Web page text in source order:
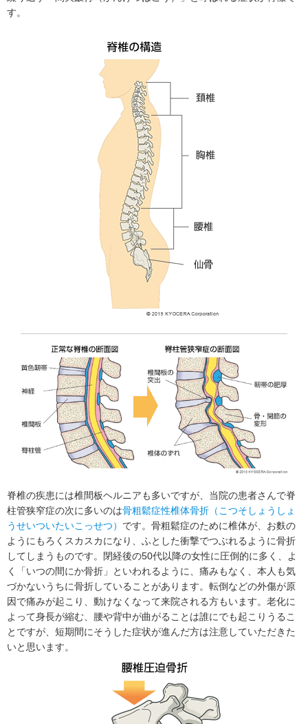
す。
脊椎の疾患には椎間板ヘルニアも多いですが、当院の患者さんで脊
柱管狭窄症の次に多いのは骨粗鬆症性椎体骨折（こつそしょうしょ
うせいついたいこっせつ） です。骨粗鬆症のために椎体が、お麩の
ようにもろくスカスカになり、ふとした衝撃でつぶれるように骨折
してしまうものです。閉経後の50代以降の女性に圧倒的に多く、よ
く「いつの間にか骨折」といわれるように、痛みもなく、本人も気
づかないうちに骨折していることがあります。転倒などの外傷が原
因で痛みが起こり、動けなくなって来院される方もいます。老化に
よって身長が縮む、腰や背中が曲がることは誰にでも起こりうるこ
とですが、短期間にそうした症状が進んだ方は注意していただきた
いと思います。